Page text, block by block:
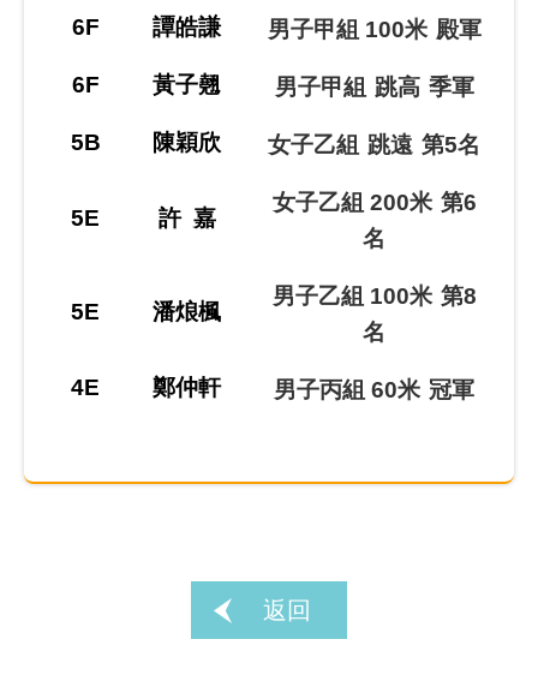
6F 譚皓謙 男子甲組 100米 殿軍
6F 黃子翹 男子甲組 跳高 季軍
5B 陳穎欣 女子乙組 跳遠 第5名
5E 許 嘉
女子乙組 200米 第6
名
5E 潘烺楓
男子乙組 100米 第8
名
4E 鄭仲軒 男子丙組 60米 冠軍
返回